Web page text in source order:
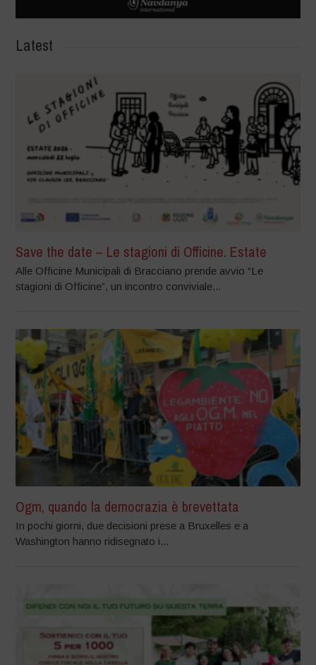
Latest
Save the date – Le stagioni di Officine. Estate
Alle Officine Municipali di Bracciano prende avvio “Le
stagioni di Officine”, un incontro conviviale...
Ogm, quando la democrazia è brevettata
In pochi giorni, due decisioni prese a Bruxelles e a
Washington hanno ridisegnato i...